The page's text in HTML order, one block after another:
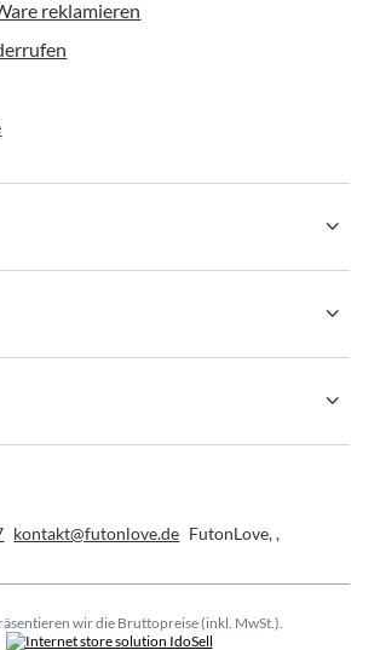
reklamieren
kontakt@futonlove.de FutonLove,,
wir die Bruttopreise (inkl. MwSt.).